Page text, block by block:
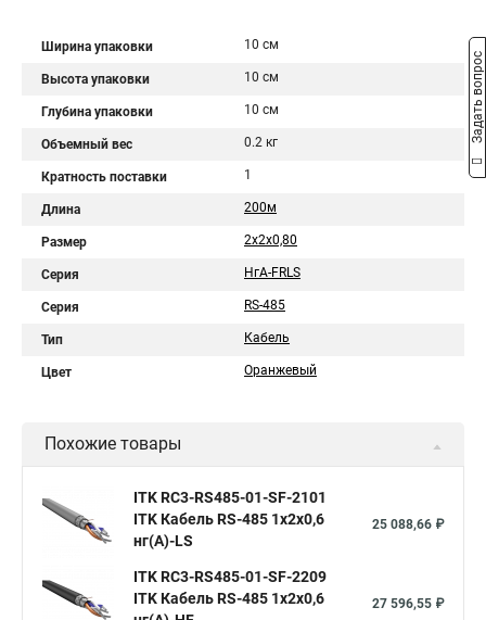
Ширина упаковки 10 см
Высота упаковки 10 см
Глубина упаковки 10 см
Объемный вес 0.2 кг
Кратность поставки 1
Длина 200м
Размер 2х2х0,80
Серия НгА-FRLS
Серия RS-485
Тип Кабель
Цвет Оранжевый
Похожие товары
ITK RC3-RS485-01-SF-2101
ITK Кабель RS-485 1х2х0,6
нг(А)-LS
25 088,66 ₽
ITK RC3-RS485-01-SF-2209
ITK Кабель RS-485 1х2х0,6
27 596,55 ₽
Задать вопрос